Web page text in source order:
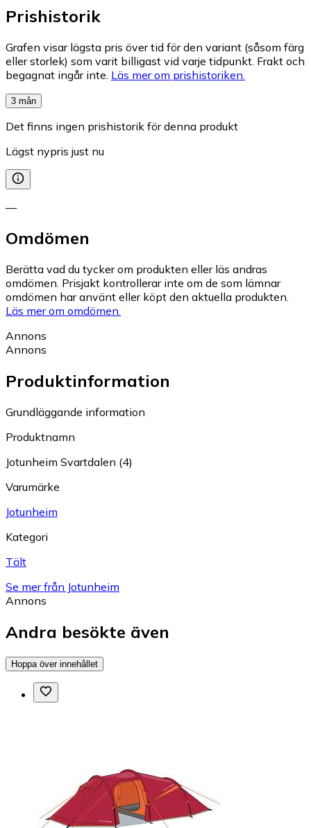
Prishistorik
Grafen visar lägsta pris över tid för den variant (såsom färg
eller storlek) som varit billigast vid varje tidpunkt. Frakt och
begagnat ingår inte. Läs mer om prishistoriken.
3 mån
Det finns ingen prishistorik för denna produkt
Lägst nypris just nu
—
Omdömen
Berätta vad du tycker om produkten eller läs andras
omdömen. Prisjakt kontrollerar inte om de som lämnar
omdömen har använt eller köpt den aktuella produkten.
Läs mer om omdömen.
Annons
Annons
Produktinformation
Grundläggande information
Produktnamn
Jotunheim Svartdalen (4)
Varumärke
Jotunheim
Kategori
Tält
Se mer från Jotunheim
Annons
Andra besökte även
Hoppa över innehållet